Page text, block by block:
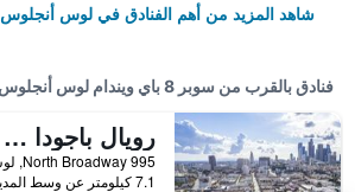
شاهد المزيد من أهم الفنادق في لوس أنجلوس
فنادق بالقرب من سوبر 8 باي ويندام لوس أنجلوس/ألهامبرا
رويال باجودا موتل
7.1 كيلومتر عن وسط المدينة